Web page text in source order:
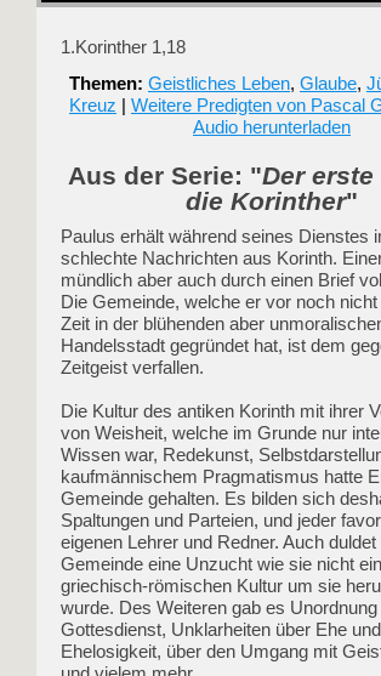
1.Korinther 1,18
Themen: Geistliches Leben, Glaube,
Kreuz | Weitere Predigten von Pascal
Audio herunterladen
Aus der Serie: "Der
die Korinther"
Paulus erhält während seines Dienstes
schlechte Nachrichten aus Korinth.
mündlich aber auch durch einen Brief
Die Gemeinde, welche er vor noch
Zeit in der blühenden aber
Handelsstadt gegründet hat, ist dem
Zeitgeist verfallen.
Die Kultur des antiken Korinth mit ihrer
von Weisheit, welche im Grunde nur
Wissen war, Redekunst,
kaufmännischem Pragmatismus hatte
Gemeinde gehalten. Es bilden sich
Spaltungen und Parteien, und jeder
eigenen Lehrer und Redner. Auch duldet
Gemeinde eine Unzucht wie sie nicht
griechisch-römischen Kultur um sie
wurde. Des Weiteren gab es Unordnung
Gottesdienst, Unklarheiten über Ehe und
Ehelosigkeit, über den Umgang mit